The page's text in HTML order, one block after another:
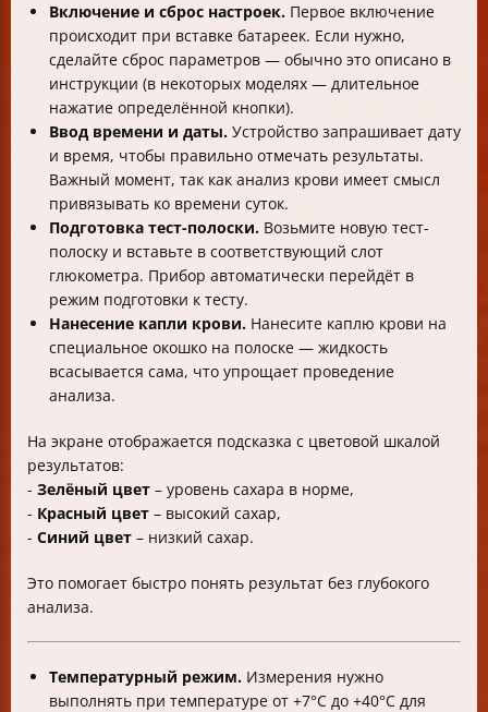
Включение и сброс настроек. Первое включение
происходит при вставке батареек. Если нужно,
сделайте сброс параметров — обычно это описано в
инструкции (в некоторых моделях — длительное
нажатие определённой кнопки).
Ввод времени и даты. Устройство запрашивает дату
и время, чтобы правильно отмечать результаты.
Важный момент, так как анализ крови имеет смысл
привязывать ко времени суток.
Подготовка тест-полоски. Возьмите новую тест-
полоску и вставьте в соответствующий слот
глюкометра. Прибор автоматически перейдёт в
режим подготовки к тесту.
Нанесение капли крови. Нанесите каплю крови на
специальное окошко на полоске — жидкость
всасывается сама, что упрощает проведение
анализа.
На экране отображается подсказка с цветовой шкалой
результатов:
- Зелёный цвет – уровень сахара в норме,
- Красный цвет – высокий сахар,
- Синий цвет – низкий сахар.
Это помогает быстро понять результат без глубокого
анализа.
Температурный режим. Измерения нужно
выполнять при температуре от +7°С до +40°С для